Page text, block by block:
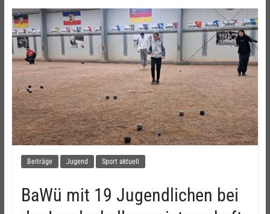
Beiträge Jugend Sport aktuell
BaWü mit 19 Jugendlichen bei